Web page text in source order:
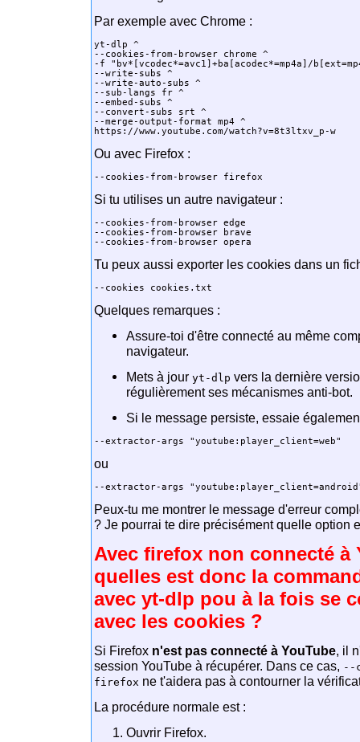
Par exemple avec Chrome :
yt-dlp ^
--cookies-from-browser chrome ^
-f "bv*[vcodec*=avc1]+ba[acodec*=mp4a]/
--write-subs ^
--write-auto-subs ^
--sub-langs fr ^
--embed-subs ^
--convert-subs srt ^
--merge-output-format mp4 ^
Ou avec Firefox :
Si tu utilises un autre navigateur :
--cookies-from-browser edge
--cookies-from-browser brave
Tu peux aussi exporter les cookies dans un
Quelques remarques :
Assure-toi d'être connecté au même
navigateur.
Mets à jouryt-dlp vers la dernière
régulièrement ses mécanismes anti-bot.
Si le message persiste, essaie
ou
Peux-tu me montrer le message d'erreur
? Je pourrai te dire précisément quelle option
Avec firefox non connecté à
quelles est donc la
avec yt-dlp pou à la fois se
avec les cookies ?
Si Firefox n'est pas connecté à YouTube, il
session YouTube à récupérer. Dans ce cas, --
firefox ne t'aidera pas à contourner la
La procédure normale est :
Ouvrir Firefox.